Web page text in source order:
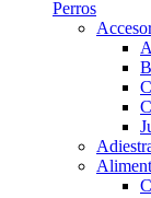
Perros